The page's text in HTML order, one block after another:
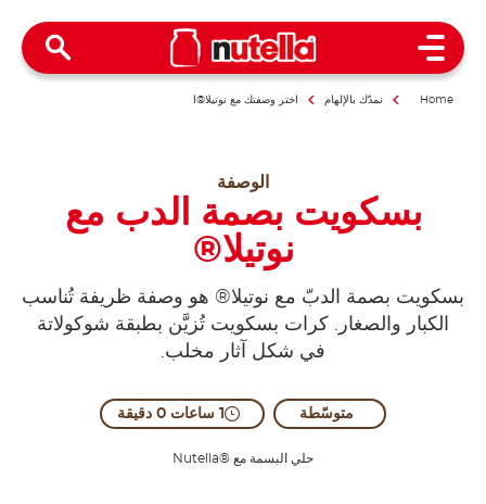
Open Menu
Home نمدّك بالإلهام اختر وصفتك مع نوتيلا®ا
الوصفة
بسكويت بصمة الدب مع
نوتيلا®
بسكويت بصمة الدبّ مع نوتيلا® هو وصفة ظريفة تُناسب
الكبار والصغار. كرات بسكويت تُزيَّن بطبقة شوكولاتة
في شكل آثار مخلب.
متوسّطة 1 ساعات 0 دقيقة
حلي البسمة مع ®Nutella